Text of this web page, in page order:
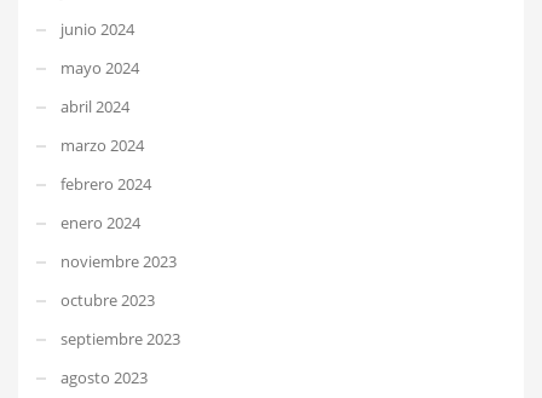
junio 2024
mayo 2024
abril 2024
marzo 2024
febrero 2024
enero 2024
noviembre 2023
octubre 2023
septiembre 2023
agosto 2023